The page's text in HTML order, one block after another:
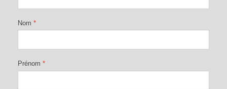
Nom *
Prénom *